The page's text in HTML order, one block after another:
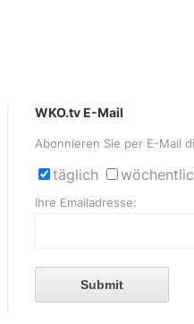
WKO.tv E-Mail
Abonnieren Sie per E-Mail
täglich
Ihre Emailadresse:
Submit